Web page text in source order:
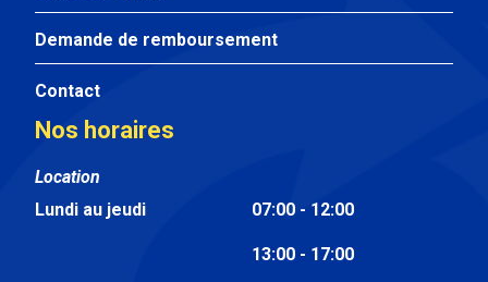
Demande de remboursement
Contact
Nos horaires
Location
Lundi au jeudi
07:00 - 12:00
13:00 - 17:00